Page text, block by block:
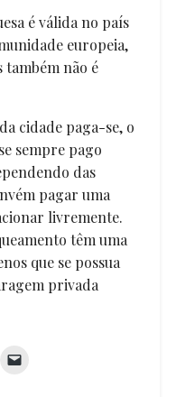
é válida no país
europeia,
não é
cidade paga-se, o
sempre pago
das
pagar uma
livremente.
têm uma
que se possua
privada